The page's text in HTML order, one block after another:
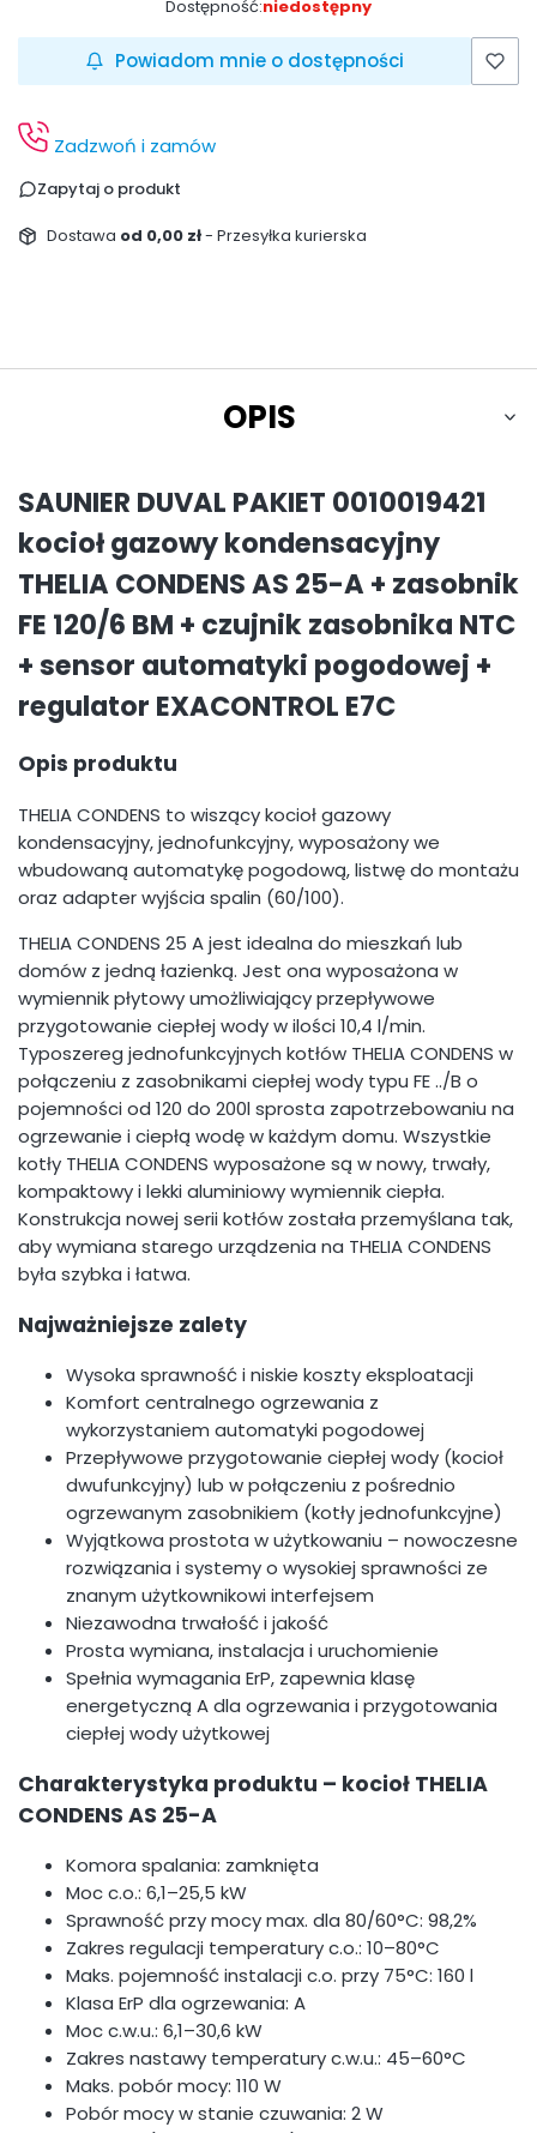
Dostępność:niedostępny
Powiadom mnie o dostępności
Zadzwoń i zamów
Zapytaj o produkt
Dostawa od 0,00 zł- Przesyłka kurierska
OPIS
SAUNIER DUVAL PAKIET 0010019421
kocioł gazowy kondensacyjny
THELIA CONDENS AS 25-A + zasobnik
FE 120/6 BM + czujnik zasobnika NTC
+ sensor automatyki pogodowej +
regulator EXACONTROL E7C
Opis produktu
THELIA CONDENS to wiszący kocioł gazowy
kondensacyjny, jednofunkcyjny, wyposażony we
wbudowaną automatykę pogodową, listwę do montażu
oraz adapter wyjścia spalin (60/100).
THELIA CONDENS 25 A jest idealna do mieszkań lub
domów z jedną łazienką. Jest ona wyposażona w
wymiennik płytowy umożliwiający przepływowe
przygotowanie ciepłej wody w ilości 10,4 l/min.
Typoszereg jednofunkcyjnych kotłów THELIA CONDENS w
połączeniu z zasobnikami ciepłej wody typu FE ../B o
pojemności od 120 do 200l sprosta zapotrzebowaniu na
ogrzewanie i ciepłą wodę w każdym domu. Wszystkie
kotły THELIA CONDENS wyposażone są w nowy, trwały,
kompaktowy i lekki aluminiowy wymiennik ciepła.
Konstrukcja nowej serii kotłów została przemyślana tak,
aby wymiana starego urządzenia na THELIA CONDENS
była szybka i łatwa.
Najważniejsze zalety
Wysoka sprawność i niskie koszty eksploatacji
Komfort centralnego ogrzewania z
wykorzystaniem automatyki pogodowej
Przepływowe przygotowanie ciepłej wody (kocioł
dwufunkcyjny) lub w połączeniu z pośrednio
ogrzewanym zasobnikiem (kotły jednofunkcyjne)
Wyjątkowa prostota w użytkowaniu – nowoczesne
rozwiązania i systemy o wysokiej sprawności ze
znanym użytkownikowi interfejsem
Niezawodna trwałość i jakość
Prosta wymiana, instalacja i uruchomienie
Spełnia wymagania ErP, zapewnia klasę
energetyczną A dla ogrzewania i przygotowania
ciepłej wody użytkowej
Charakterystyka produktu – kocioł THELIA
CONDENS AS 25-A
Komora spalania: zamknięta
Moc c.o.: 6,1–25,5 kW
Sprawność przy mocy max. dla 80/60°C: 98,2%
Zakres regulacji temperatury c.o.: 10–80°C
Maks. pojemność instalacji c.o. przy 75°C: 160 l
Klasa ErP dla ogrzewania: A
Moc c.w.u.: 6,1–30,6 kW
Zakres nastawy temperatury c.w.u.: 45–60°C
Maks. pobór mocy: 110 W
Pobór mocy w stanie czuwania: 2 W